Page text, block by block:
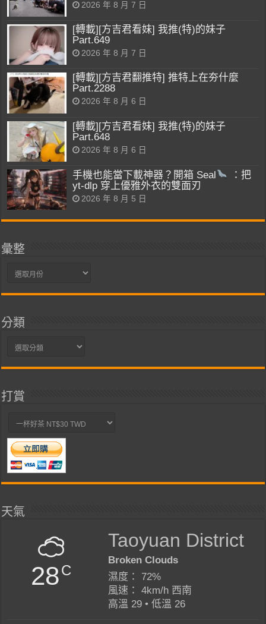
2026 年 8 月 7 日
[轉載][方吉君看妹] 我推(特)的妹子
Part.649
2026 年 8 月 7 日
[轉載][方吉君翻推特] 推特上在夯什麼
Part.2288
2026 年 8 月 6 日
[轉載][方吉君看妹] 我推(特)的妹子
Part.648
2026 年 8 月 6 日
手機也能當下載神器？開箱 Seal
：把
yt-dlp 穿上優雅外衣的雙面刃
2026 年 8 月 5 日
彙整
彙
分類
分
打賞
天氣
28C
Taoyuan District
Broken Clouds
濕度： 72%
風速： 4km/h 西南
高溫 29 • 低溫 26